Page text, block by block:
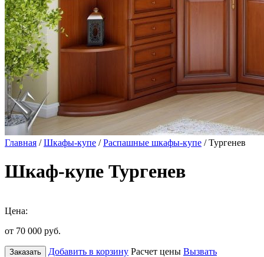
Главная /Шкафы-купе /Распашные шкафы-купе / Тургенев
Шкаф-купе Тургенев
Цена:
от 70 000 руб.
Заказать Добавить в корзину Расчет цены Вызвать